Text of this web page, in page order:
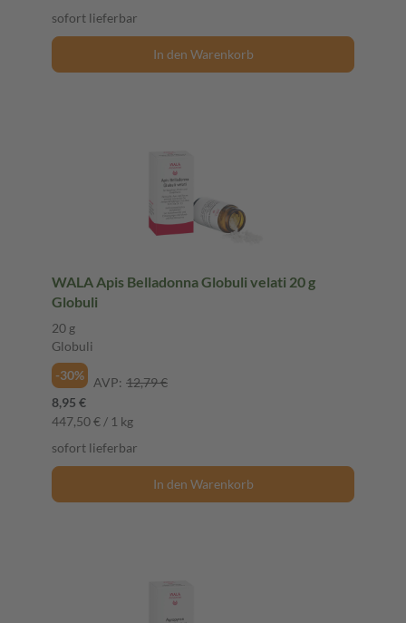
sofort lieferbar
In den Warenkorb
WALA Apis Belladonna Globuli velati 20 g
Globuli
20 g
Globuli
-30%
AVP: 12,79 €
8,95 €
447,50 € / 1 kg
sofort lieferbar
In den Warenkorb